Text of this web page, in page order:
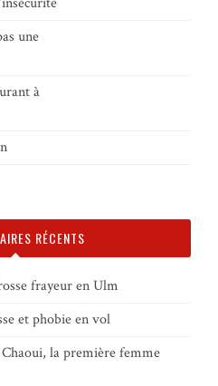
une
à
RÉCENTS
frayeur en Ulm
et phobie en vol
la première femme